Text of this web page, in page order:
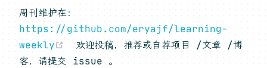
周刊维护在：
https://github.com/eryajf/learning-
weekly
(opens new window)
欢迎投稿，推荐或自荐项目 /文章 /博
客，请提交 issue 。